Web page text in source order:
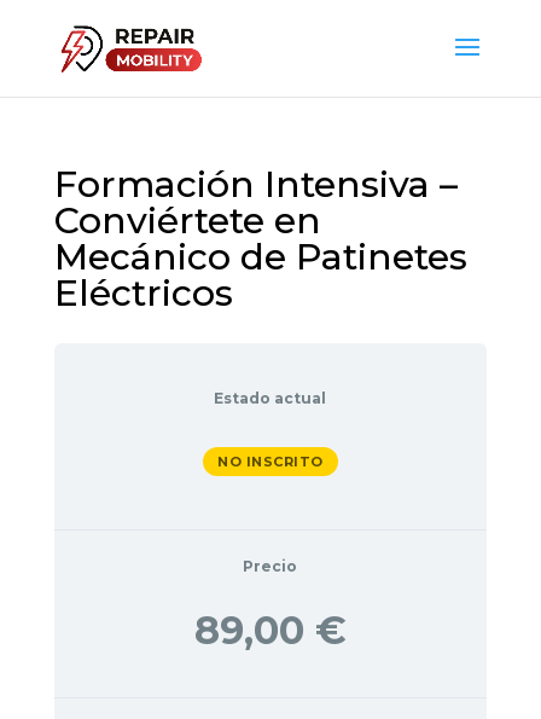
Formación Intensiva –
Conviértete en
Mecánico de Patinetes
Eléctricos
Estado actual
NO INSCRITO
Precio
89,00 €